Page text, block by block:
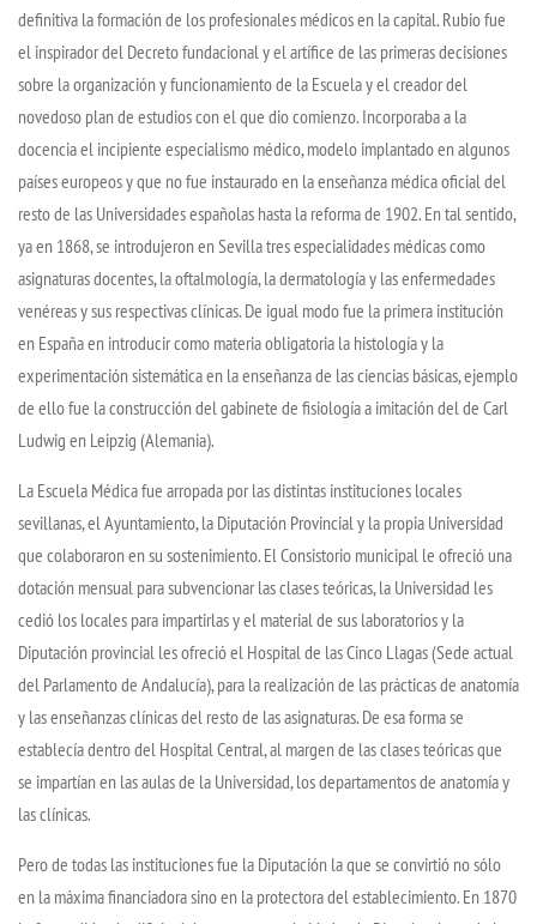
definitiva la formación de los profesionales médicos en la capital. Rubio fue
el inspirador del Decreto fundacional y el artífice de las primeras decisiones
sobre la organización y funcionamiento de la Escuela y el creador del
novedoso plan de estudios con el que dio comienzo. Incorporaba a la
docencia el incipiente especialismo médico, modelo implantado en algunos
países europeos y que no fue instaurado en la enseñanza médica oficial del
resto de las Universidades españolas hasta la reforma de 1902. En tal sentido,
ya en 1868, se introdujeron en Sevilla tres especialidades médicas como
asignaturas docentes, la oftalmología, la dermatología y las enfermedades
venéreas y sus respectivas clínicas. De igual modo fue la primera institución
en España en introducir como materia obligatoria la histología y la
experimentación sistemática en la enseñanza de las ciencias básicas, ejemplo
de ello fue la construcción del gabinete de fisiología a imitación del de Carl
Ludwig en Leipzig (Alemania).
La Escuela Médica fue arropada por las distintas instituciones locales
sevillanas, el Ayuntamiento, la Diputación Provincial y la propia Universidad
que colaboraron en su sostenimiento. El Consistorio municipal le ofreció una
dotación mensual para subvencionar las clases teóricas, la Universidad les
cedió los locales para impartirlas y el material de sus laboratorios y la
Diputación provincial les ofreció el Hospital de las Cinco Llagas (Sede actual
del Parlamento de Andalucía), para la realización de las prácticas de anatomía
y las enseñanzas clínicas del resto de las asignaturas. De esa forma se
establecía dentro del Hospital Central, al margen de las clases teóricas que
se impartían en las aulas de la Universidad, los departamentos de anatomía y
las clínicas.
Pero de todas las instituciones fue la Diputación la que se convirtió no sólo
en la máxima financiadora sino en la protectora del establecimiento. En 1870